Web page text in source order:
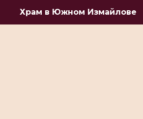
Храм в Южном Измайлове